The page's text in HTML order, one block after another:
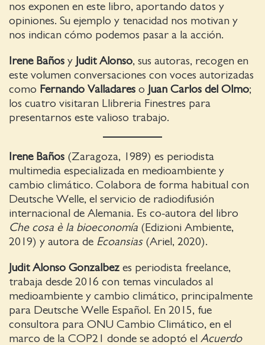
nos exponen en este libro, aportando datos y
opiniones. Su ejemplo y tenacidad nos motivan y
nos indican cómo podemos pasar a la acción.
Irene Baños y Judit Alonso, sus autoras, recogen en
este volumen conversaciones con voces autorizadas
como Fernando Valladares o Juan Carlos del Olmo;
los cuatro visitaran Llibreria Finestres para
presentarnos este valioso trabajo.
Irene Baños (Zaragoza, 1989) es periodista
multimedia especializada en medioambiente y
cambio climático. Colabora de forma habitual con
Deutsche Welle, el servicio de radiodifusión
internacional de Alemania. Es co-autora del libro
Che cosa è la bioeconomía (Edizioni Ambiente,
2019) y autora de Ecoansias (Ariel, 2020).
Judit Alonso Gonzalbez es periodista freelance,
trabaja desde 2016 con temas vinculados al
medioambiente y cambio climático, principalmente
para Deutsche Welle Español. En 2015, fue
consultora para ONU Cambio Climático, en el
marco de la COP21 donde se adoptó el Acuerdo